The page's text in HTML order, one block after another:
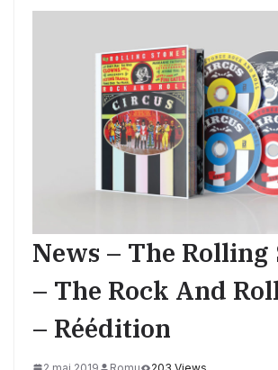
News – The Rolling
– The Rock And
– Réédition